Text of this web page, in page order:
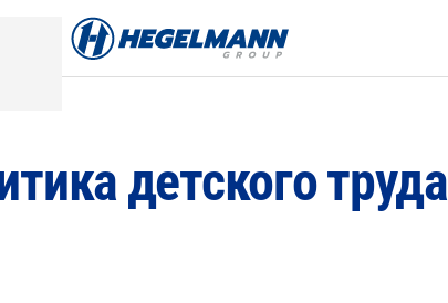
детского труда